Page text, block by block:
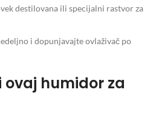
destilovana ili specijalni rastvor za
i dopunjavajte ovlaživač po
humidor za